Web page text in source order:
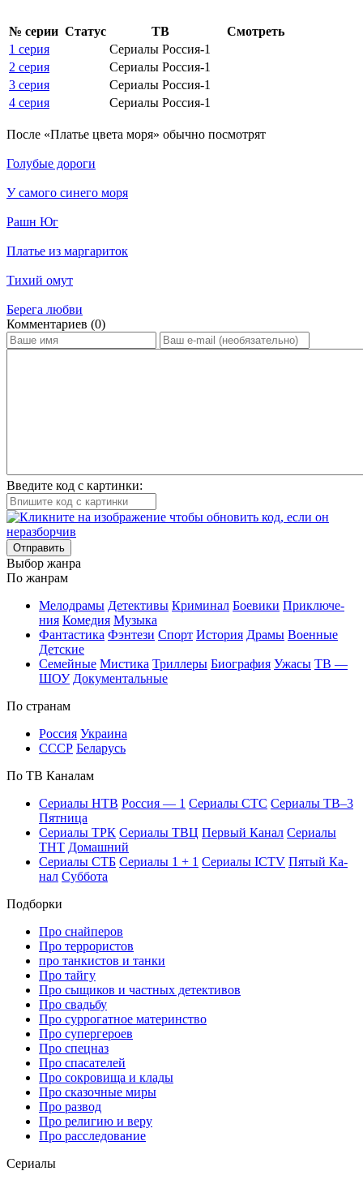
№ се­рии Ста­тус ТВ
Смот­реть
1 серия
Сериалы Россия-1
2 серия
Сериалы Россия-1
3 серия
Сериалы Россия-1
4 серия
Сериалы Россия-1
По­сле «Платье цвета моря» обыч­но по­смот­рят
Голубые дороги
У самого синего моря
Рашн Юг
Платье из маргариток
Тихий омут
Берега любви
Ком­мен­та­ри­ев (0)
Введите код с картинки:
Отправить
Вы­бор жан­ра
По жан­рам
Ме­ло­дра­мы Де­тек­ти­вы Кри­ми­нал Бое­ви­ки При­клю­че­
ния Ко­ме­дия Му­зы­ка
Фан­та­сти­ка Фэн­те­зи Спорт Ис­то­рия Дра­мы Во­ен­ные
Дет­ские
Се­мей­ные Мис­ти­ка Трил­ле­ры Био­гра­фия Ужа­сы ТВ —
ШОУ До­ку­мен­таль­ные
По стра­нам
Рос­сия Ук­раи­на
СССР Бе­ла­русь
По ТВ Ка­на­лам
Се­риа­лы НТВ Рос­сия — 1 Се­риа­лы СТС Се­риа­лы ТВ–3
Пят­ни­ца
Се­риа­лы ТРК Се­риа­лы ТВЦ Пер­вый Ка­нал Се­риа­лы
ТНТ До­маш­ний
Се­риа­лы СТБ Се­риа­лы 1 + 1 Се­риа­лы ICTV Пя­тый Ка­
нал Суб­бо­та
Подборки
Про снайперов
Про террористов
про танкистов и танки
Про тайгу
Про сыщиков и частных детективов
Про свадьбу
Про суррогатное материнство
Про супергероев
Про спецназ
Про спасателей
Про сокровища и клады
Про сказочные миры
Про развод
Про религию и веру
Про расследование
Се­риа­лы